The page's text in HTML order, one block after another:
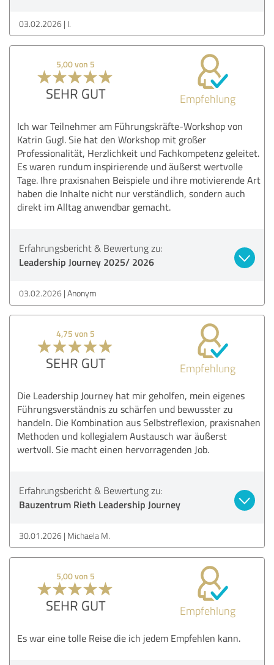
03.02.2026 I.
5,00 von 5
SEHR GUT Empfehlung
Ich war Teilnehmer am Führungskräfte-Workshop von
Katrin Gugl. Sie hat den Workshop mit großer
Professionalität, Herzlichkeit und Fachkompetenz geleitet.
Es waren rundum inspirierende und äußerst wertvolle
Tage. Ihre praxisnahen Beispiele und ihre motivierende Art
haben die Inhalte nicht nur verständlich, sondern auch
direkt im Alltag anwendbar gemacht.
Erfahrungsbericht & Bewertung zu:
Leadership Journey 2025/ 2026
03.02.2026 Anonym
4,75 von 5
SEHR GUT Empfehlung
Die Leadership Journey hat mir geholfen, mein eigenes
Führungsverständnis zu schärfen und bewusster zu
handeln. Die Kombination aus Selbstreflexion, praxisnahen
Methoden und kollegialem Austausch war äußerst
wertvoll. Sie macht einen hervorragenden Job.
Erfahrungsbericht & Bewertung zu:
Bauzentrum Rieth Leadership Journey
30.01.2026 Michaela M.
5,00 von 5
SEHR GUT Empfehlung
Es war eine tolle Reise die ich jedem Empfehlen kann.